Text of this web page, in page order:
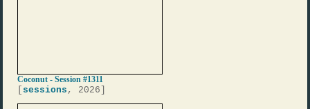
Coconut - Session #1311
sessions , 2026]